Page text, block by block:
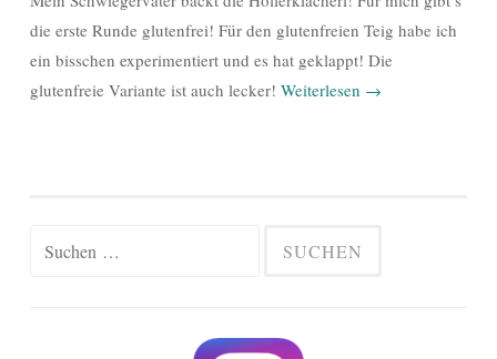
die erste Runde glutenfrei! Für den glutenfreien Teig habe ich
ein bisschen experimentiert und es hat geklappt! Die
glutenfreie Variante ist auch lecker! Weiterlesen →
Suchen